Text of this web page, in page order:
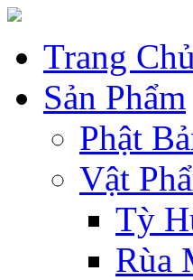
Trang Chủ
Sản Phẩm
Phật
Vật
Tỳ
Rùa